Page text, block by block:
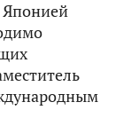
Японией